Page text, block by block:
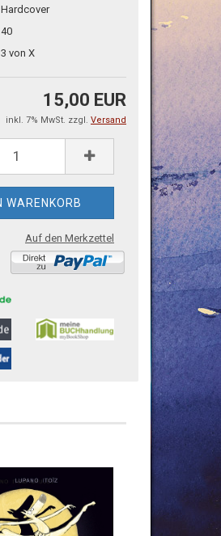
Hardcover
40
3 von X
15,00 EUR
inkl. 7% MwSt. zzgl. Versand
Auf den Merkzettel